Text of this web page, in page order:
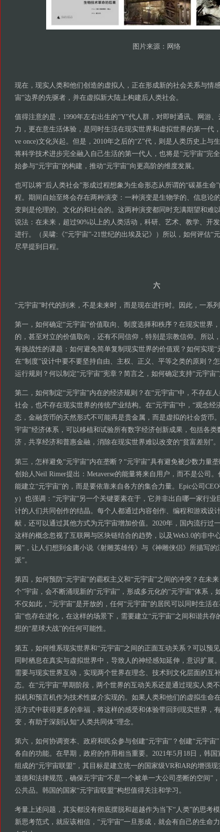
图片来源：网络
现在，现实人类和他们创造的虚拟人，正在形成新的社会关系与情
宙”边界的先驱者，并在虚拟新大陆上构建后人类社会。
值得注意的是，1990年左右出生的“Y”代人群，对即时通讯、网游
力，更在意生活体验，是同时生活在现实世界和虚拟世界的第一代
ve once)文化兴起。但是，2010年之后的“Z”代，则是人类历史上与
将科学技术进步完全融入自己生活的第一代人，也将是“元宇宙”完
始参与“元宇宙”的构建，推动“元宇宙”向更高阶的维度发展。
也可以将“后人类社会”形成过程想象为生命形态从所谓的“碳基生命
程。期间自始至终会存在两种演变：一种演变是生物学的、信息论
变则是伦理的、文化的和社会的。这两种演变都同时充满期望和难
说法：在未来，超过90%以上的人类活动，科研、艺术、教学、开
进行。（吴啸:《“元宇宙”-21世纪的出埃及记》）所以，如何评估“
尽早提到日程。
六
“元宇宙”时代的到来，不是未来时，而是现在进行时。因此，一系
第一，如何确定“元宇宙”价值取向、制度选择和秩序？在现实世界
的，甚至对立的价值取向，还有不同信仰，特别是宗教信仰。所以
有挑战性的课题：如何避免简单复制现实世界的价值观？如何实现“
在“制度”设计中要不要坚持自由、主权、正义、平等之类的原则？
运行规则？何以制定“元宇宙”宪章？简言之，如何确定支持“元宇宙
第二，如何制定“元宇宙”内在的经济规则？在“元宇宙”中，不存在
社会，也不存在现实世界的传统产业结构。在“元宇宙”中，“观念经
态，金融货币的天然形式不可能再是贵金属，而是虚拟的社会货币
宇宙”经济体系，可以移植和试验所有数字经济创新成果，包括各类
济，共享经济和普惠金融，消除在现实世界难以改变的“贫富差别”。
第三，怎样避免“元宇宙”内在垄断？“元宇宙”具有避免被少数力量
创始人Neil Rimer提出：Metaverse的能量将来自用户，而不是公司
能建立“元宇宙”的，而是要依靠来自各方的集合力量。Epic公司CEO
y）也强调：“元宇宙”另一个关键要素在于，它并非出自哪一家行业
计的人们共同创作的结晶。每个人都通过内容创作、编程和游戏设
献，还可以通过其他方式为元宇宙增加价值。2020年，国内流行过
这样的概念忽视了互联网与区块链结合的趋势，以及Web3.0的非中
网”，让人们想到金庸小说《射雕英雄传》与《神雕侠侣》所描写的
派”。
第四，如何预防“元宇宙”的霸权主义和“元宇宙”之间的冲突？在未
个”宇宙，会不断涌现新的“元宇宙”，形成多元化的“元宇宙”体系，
不仅如此，“元宇宙”是开放的，任何“元宇宙”的居民可以同时生活
宙”也存在进化，在这样的场景下，需要建立“元宇宙”之间和谐共存
想的“星球大战”的任何可能性。
第五，如何维系现实世界和“元宇宙”之间的正面互动关系？可以预
同时栖息在真实与虚拟世界中，导致人的神经感知延伸，意识扩展
需要与现实世界互动，实现两个世界在理念、技术到文化层面的互
态。在“元宇宙”早期阶段，两个世界的互动关系还是通过现实人类
拟机和预言机作为技术性媒介实现的。如果人类和他们的虚拟生命
活方式中获得更多的幸福，将这样的感受和体验带回到现实世界，
变，有助于深刻认知“人类共同体”理念。
第六，如何协调资本、政府和民众参与创建“元宇宙”？创建“元宇宙
各自的功能。在早期，政府的作用相当重要。2021年5月18日，韩
组成的“元宇宙联盟”，其目标是建立统一的国家级VR和AR的增强
道德和法律规范，确保元宇宙“不是一个被单一大公司垄断的空间”
公共品。韩国的国家“元宇宙联盟”构想值得关注和学习。
考量上述问题，其实都没有彻底摆脱和超越作为当下“人类”的思考
新思考范式，就应该相信，“元宇宙”一旦形成，就会有自己的生命